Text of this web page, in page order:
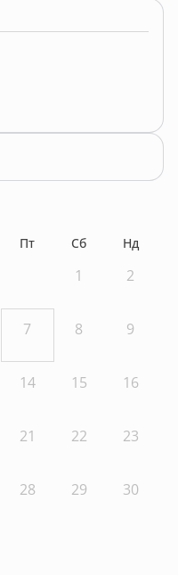
Пт Сб Нд
1 2
7 8 9
14 15 16
21 22 23
28 29 30